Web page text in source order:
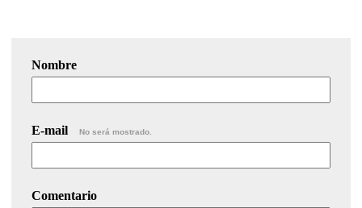
Nombre
E-mail No será mostrado.
Comentario